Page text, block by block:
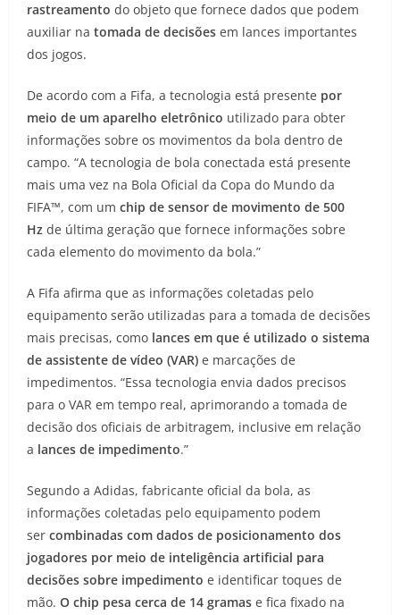
rastreamento do objeto que fornece dados que podem
auxiliar na tomada de decisões em lances importantes
dos jogos.
De acordo com a Fifa, a tecnologia está presente por
meio de um aparelho eletrônico utilizado para obter
informações sobre os movimentos da bola dentro de
campo. “A tecnologia de bola conectada está presente
mais uma vez na Bola Oficial da Copa do Mundo da
FIFA™, com um chip de sensor de movimento de 500
Hz de última geração que fornece informações sobre
cada elemento do movimento da bola.”
A Fifa afirma que as informações coletadas pelo
equipamento serão utilizadas para a tomada de decisões
mais precisas, como lances em que é utilizado o sistema
de assistente de vídeo (VAR) e marcações de
impedimentos. “Essa tecnologia envia dados precisos
para o VAR em tempo real, aprimorando a tomada de
decisão dos oficiais de arbitragem, inclusive em relação
a lances de impedimento.”
Segundo a Adidas, fabricante oficial da bola, as
informações coletadas pelo equipamento podem
ser combinadas com dados de posicionamento dos
jogadores por meio de inteligência artificial para
decisões sobre impedimento e identificar toques de
mão. O chip pesa cerca de 14 gramas e fica fixado na